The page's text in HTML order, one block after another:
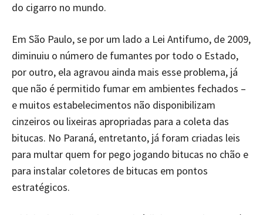
do cigarro no mundo.
Em São Paulo, se por um lado a Lei Antifumo, de 2009,
diminuiu o número de fumantes por todo o Estado,
por outro, ela agravou ainda mais esse problema, já
que não é permitido fumar em ambientes fechados –
e muitos estabelecimentos não disponibilizam
cinzeiros ou lixeiras apropriadas para a coleta das
bitucas. No Paraná, entretanto, já foram criadas leis
para multar quem for pego jogando bitucas no chão e
para instalar coletores de bitucas em pontos
estratégicos.